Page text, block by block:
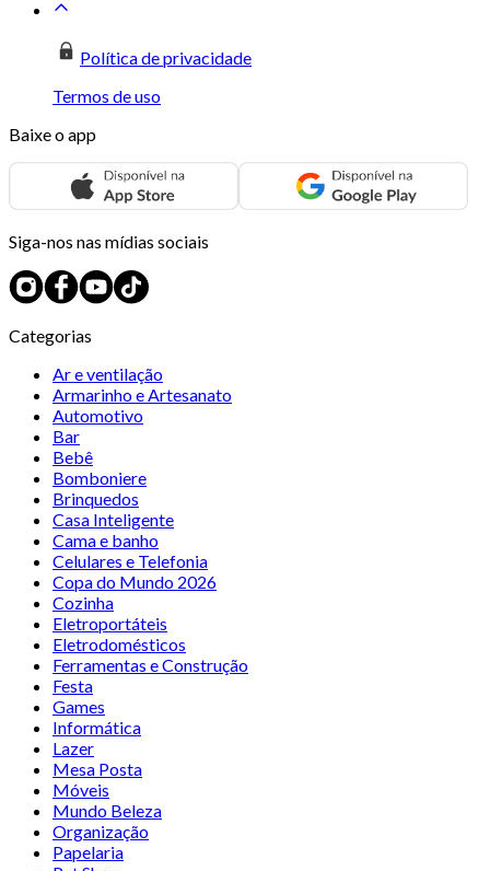
Política de privacidade
Termos de uso
Baixe o app
Siga-nos nas mídias sociais
Categorias
Ar e ventilação
Armarinho e Artesanato
Automotivo
Bar
Bebê
Bomboniere
Brinquedos
Casa Inteligente
Cama e banho
Celulares e Telefonia
Copa do Mundo 2026
Cozinha
Eletroportáteis
Eletrodomésticos
Ferramentas e Construção
Festa
Games
Informática
Lazer
Mesa Posta
Móveis
Mundo Beleza
Organização
Papelaria